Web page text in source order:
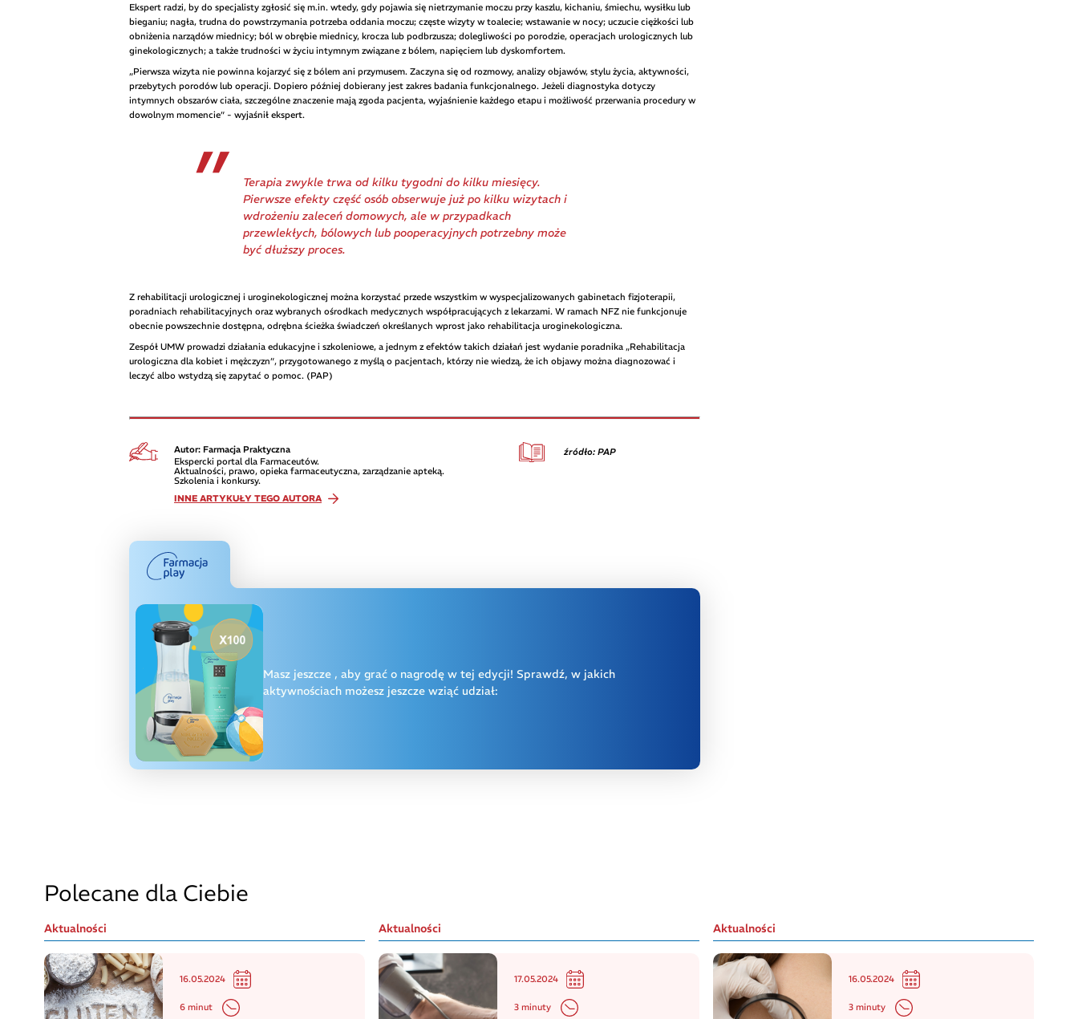
Ekspert radzi, by do specjalisty zgłosić się m.in. wtedy, gdy pojawia się nietrzymanie moczu przy kaszlu, kichaniu, śmiechu, wysiłku lub
bieganiu; nagła, trudna do powstrzymania potrzeba oddania moczu; częste wizyty w toalecie; wstawanie w nocy; uczucie ciężkości lub
obniżenia narządów miednicy; ból w obrębie miednicy, krocza lub podbrzusza; dolegliwości po porodzie, operacjach urologicznych lub
ginekologicznych; a także trudności w życiu intymnym związane z bólem, napięciem lub dyskomfortem.
„Pierwsza wizyta nie powinna kojarzyć się z bólem ani przymusem. Zaczyna się od rozmowy, analizy objawów, stylu życia, aktywności,
przebytych porodów lub operacji. Dopiero później dobierany jest zakres badania funkcjonalnego. Jeżeli diagnostyka dotyczy
intymnych obszarów ciała, szczególne znaczenie mają zgoda pacjenta, wyjaśnienie każdego etapu i możliwość przerwania procedury w
dowolnym momencie” - wyjaśnił ekspert.
Terapia zwykle trwa od kilku tygodni do kilku miesięcy.
Pierwsze efekty część osób obserwuje już po kilku wizytach i
wdrożeniu zaleceń domowych, ale w przypadkach
przewlekłych, bólowych lub pooperacyjnych potrzebny może
być dłuższy proces.
Z rehabilitacji urologicznej i uroginekologicznej można korzystać przede wszystkim w wyspecjalizowanych gabinetach fizjoterapii,
poradniach rehabilitacyjnych oraz wybranych ośrodkach medycznych współpracujących z lekarzami. W ramach NFZ nie funkcjonuje
obecnie powszechnie dostępna, odrębna ścieżka świadczeń określanych wprost jako rehabilitacja uroginekologiczna.
Zespół UMW prowadzi działania edukacyjne i szkoleniowe, a jednym z efektów takich działań jest wydanie poradnika „Rehabilitacja
urologiczna dla kobiet i mężczyzn”, przygotowanego z myślą o pacjentach, którzy nie wiedzą, że ich objawy można diagnozować i
leczyć albo wstydzą się zapytać o pomoc. (PAP)
Autor: Farmacja Praktyczna
Ekspercki portal dla Farmaceutów.
Aktualności, prawo, opieka farmaceutyczna, zarządzanie apteką.
Szkolenia i konkursy.
INNE ARTYKUŁY TEGO AUTORA
źródło: PAP
Masz jeszcze , aby grać o nagrodę w tej edycji! Sprawdź, w jakich
aktywnościach możesz jeszcze wziąć udział:
Polecane dla Ciebie
Aktualności
16.05.2024
6 minut
Aktualności
17.05.2024
3 minuty
Aktualności
16.05.2024
3 minuty